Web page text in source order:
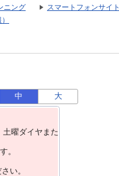
ニング
スマートフォンサイト
中 大
曜ダイヤまた
。
い。